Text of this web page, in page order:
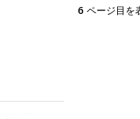
6 ページ目を